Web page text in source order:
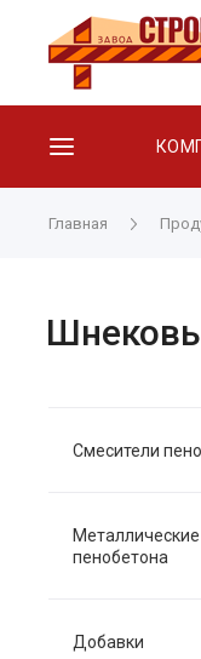
Главная
Смесители
пенобетона
Добавки